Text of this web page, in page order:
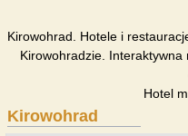
Kirowohrad. Hotele i
Kirowohradzie. Interaktywna
Hotel
Kirowohrad